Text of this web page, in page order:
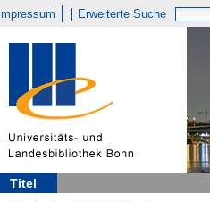
Impressum Erweiterte Suche
Titel